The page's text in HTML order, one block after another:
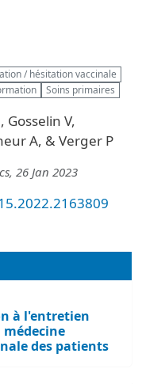
/ hésitation vaccinale
Soins primaires
Gosselin V,
A, & Verger P
26 Jan 2023
à l'entretien
des patients